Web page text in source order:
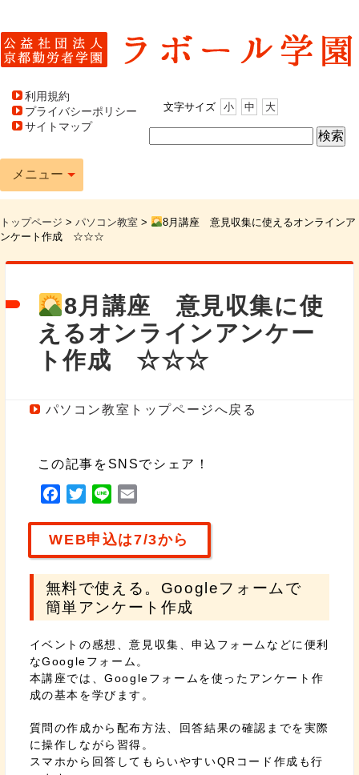
利用規約
プライバシーポリシー
サイトマップ
文字サイズ 小 中 大
メニュー
トップページ > パソコン教室 >
8月講座 意見収集に使えるオンラインア
ンケート作成 ☆☆☆
8月講座 意見収集に使
えるオンラインアンケー
ト作成 ☆☆☆
パソコン教室トップページへ戻る
この記事をSNSでシェア！
F
c
o
o
T
i
e
r
n
e
a
WEB申込は7/3から
無料で使える。Googleフォームで
簡単アンケート作成
イベントの感想、意見収集、申込フォームなどに便利
なGoogleフォーム。
本講座では、Googleフォームを使ったアンケート作
成の基本を学びます。
質問の作成から配布方法、回答結果の確認までを実際
に操作しながら習得。
スマホから回答してもらいやすいQRコード作成も行